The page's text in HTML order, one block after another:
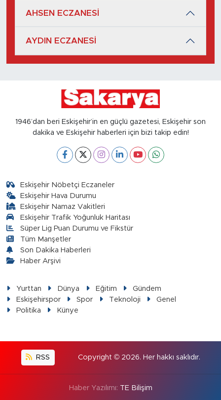
AHSEN ECZANESİ
AYDIN ECZANESİ
1946’dan beri Eskişehir’in en güçlü gazetesi, Eskişehir son
dakika ve Eskişehir haberleri için bizi takip edin!
Eskişehir Nöbetçi Eczaneler
Eskişehir Hava Durumu
Eskişehir Namaz Vakitleri
Eskişehir Trafik Yoğunluk Haritası
Süper Lig Puan Durumu ve Fikstür
Tüm Manşetler
Son Dakika Haberleri
Haber Arşivi
Yurttan Dünya Eğitim
Gündem
Eskişehirspor
Spor Teknoloji
Genel
Politika
Künye
RSS Copyright © 2026. Her hakkı saklıdır.
Haber Yazılımı: TE Bilişim